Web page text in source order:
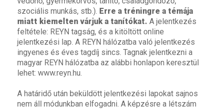
szociális munkás, stb.). Erre a tréningre a témája
miatt kiemelten várjuk a tanítókat. A jelentkezés
feltétele: REYN tagság, és a kitöltött online
jelentkezési lap. A REYN hálózatba való jelentkezés
ingyenes és éves tagdíj sincs. Tagnak jelentkezni a
magyar REYN hálózatba az alábbi honlapon keresztül
lehet: www.reyn.hu.
A határidő után beküldött jelentkezési lapokat sajnos
nem áll módunkban elfogadni. A képzésre a létszám